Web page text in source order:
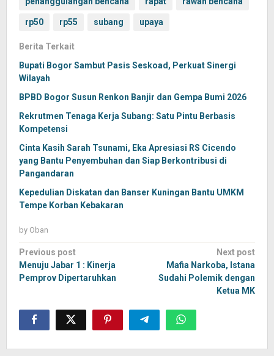
rp50 rp55 subang upaya
Berita Terkait
Bupati Bogor Sambut Pasis Seskoad, Perkuat Sinergi
Wilayah
BPBD Bogor Susun Renkon Banjir dan Gempa Bumi 2026
Rekrutmen Tenaga Kerja Subang: Satu Pintu Berbasis
Kompetensi
Cinta Kasih Sarah Tsunami, Eka Apresiasi RS Cicendo
yang Bantu Penyembuhan dan Siap Berkontribusi di
Pangandaran
Kepedulian Diskatan dan Banser Kuningan Bantu UMKM
Tempe Korban Kebakaran
by Oban
Post
navigation
Previous post
Menuju Jabar 1 : Kinerja
Pemprov Dipertaruhkan
Next post
Mafia Narkoba, Istana
Sudahi Polemik dengan
Ketua MK